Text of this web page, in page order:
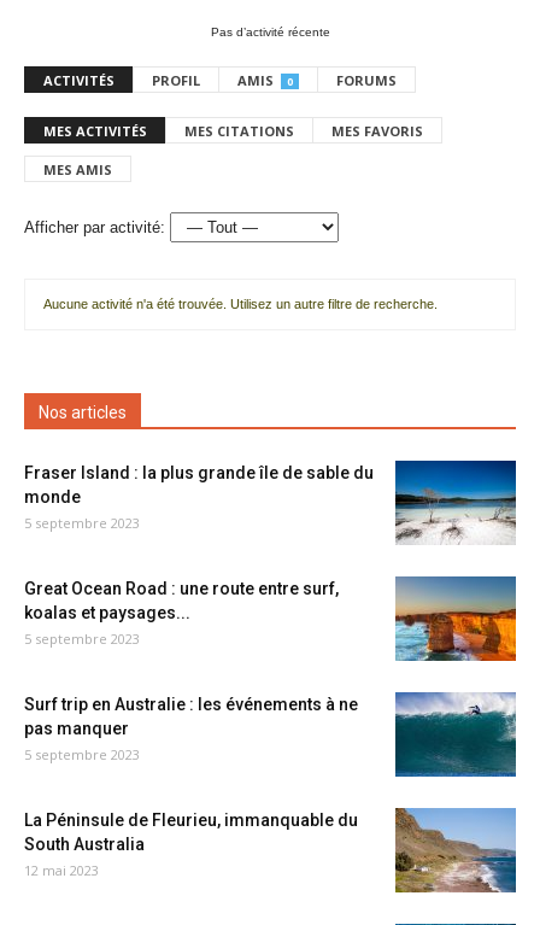
Pas d’activité récente
ACTIVITÉS PROFIL AMIS 0 FORUMS
MES ACTIVITÉS MES CITATIONS MES FAVORIS
MES AMIS
Afficher par activité:
Aucune activité n'a été trouvée. Utilisez un autre filtre de recherche.
Nos articles
Fraser Island : la plus grande île de sable du
monde
5 septembre 2023
Great Ocean Road : une route entre surf,
koalas et paysages...
5 septembre 2023
Surf trip en Australie : les événements à ne
pas manquer
5 septembre 2023
La Péninsule de Fleurieu, immanquable du
South Australia
12 mai 2023